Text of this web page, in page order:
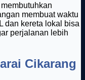
membuat waktu
dan kereta lokal bisa
perjalanan lebih
Cikarang